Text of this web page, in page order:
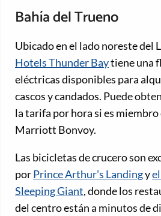
Bahía del Trueno
Ubicado en el lado noreste del
Hotels Thunder Baytiene una
eléctricas disponibles para
cascos y candados. Puede
la tarifa por hora si es
Marriott Bonvoy.
Las bicicletas de crucero son
porPrince Arthur's Landingy
Sleeping Giant, donde los
del centro están a minutos de